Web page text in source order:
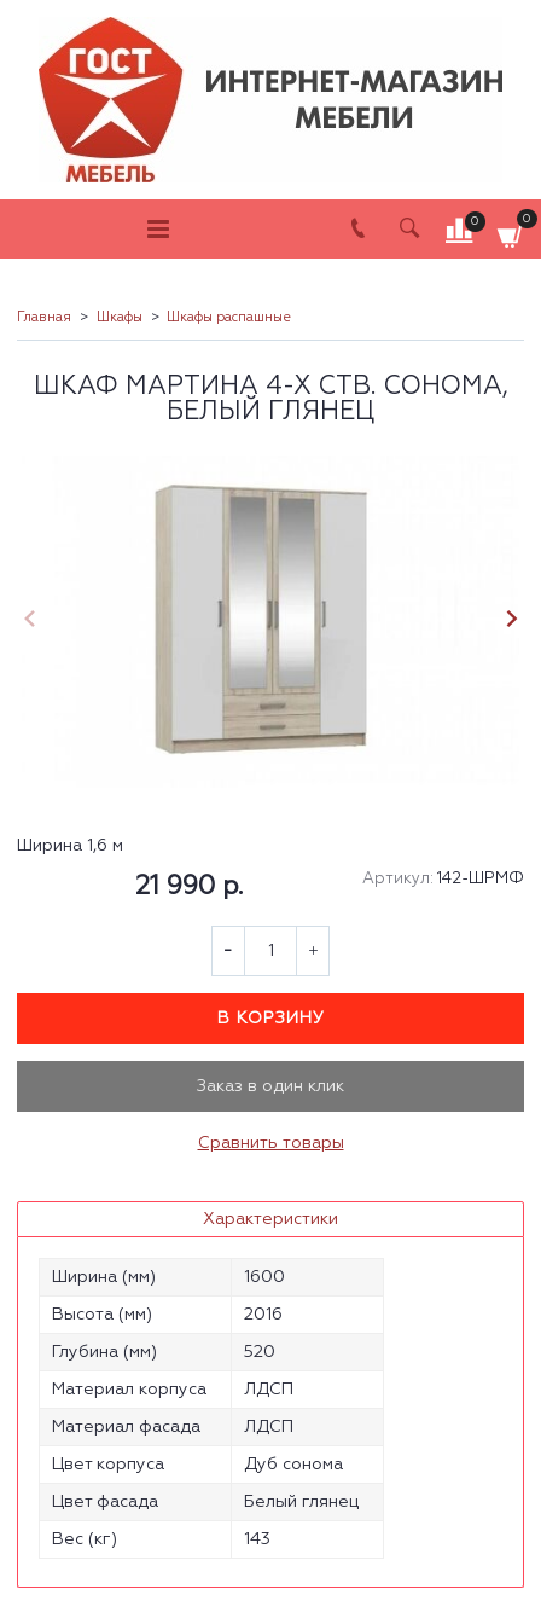
0 0
Главная Шкафы Шкафы распашные
ШКАФ МАРТИНА 4-Х СТВ. СОНОМА,
БЕЛЫЙ ГЛЯНЕЦ
Ширина 1,6 м
Артикул: 142-ШРМФ
21 990 р.
В КОРЗИНУ
Заказ в один клик
Сравнить товары
Характеристики
Ширина (мм) 1600
Высота (мм) 2016
Глубина (мм) 520
Материал корпуса ЛДСП
Материал фасада ЛДСП
Цвет корпуса Дуб сонома
Цвет фасада Белый глянец
Вес (кг) 143